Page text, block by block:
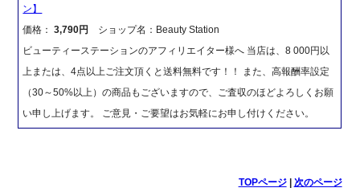
ン】
価格：3,790円
ショップ名：Beauty Station
ビューティーステーションのアフィリエイター様へ 当店は、8 000円以
上または、4点以上ご注文頂くと送料無料です！！ また、高報酬率設定
（30～50%以上）の商品もございますので、ご査収のほどよろしくお願
い申し上げます。 ご意見・ご要望はお気軽にお申し付けください。
TOPページ| 次のページ